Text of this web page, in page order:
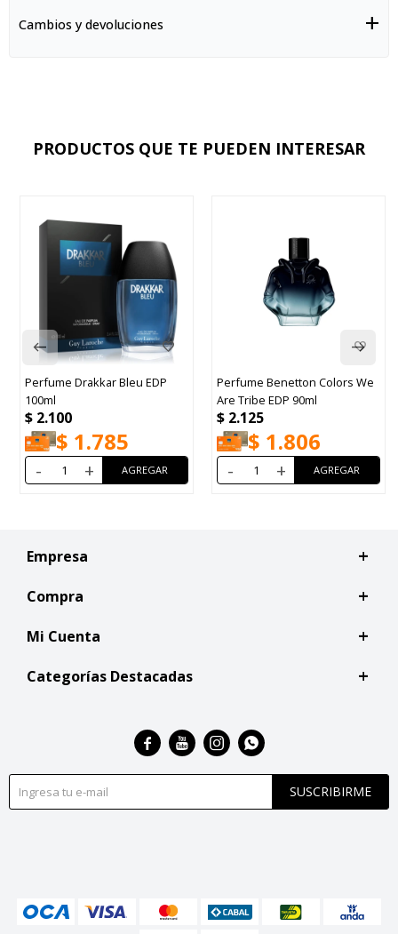
Cambios y devoluciones
PRODUCTOS QUE TE PUEDEN INTERESAR
Perfume Drakkar Bleu EDP
100ml
$ 2.100
$ 1.785
- +
Perfume Benetton Colors We
Are Tribe EDP 90ml
$ 2.125
$ 1.806
- +
Empresa
Compra
Mi Cuenta
Categorías Destacadas
SUSCRIBIRME
   